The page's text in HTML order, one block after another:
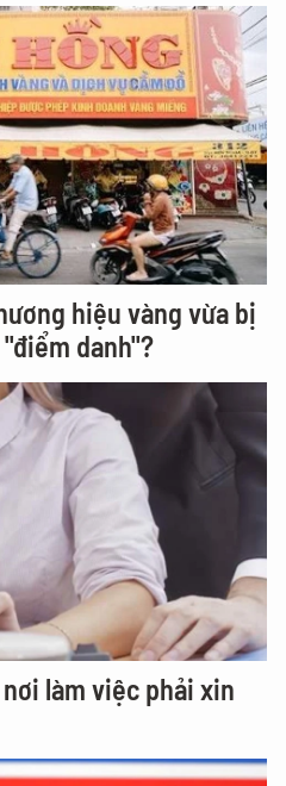
hiệu vàng vừa bị
danh"?
làm việc phải xin